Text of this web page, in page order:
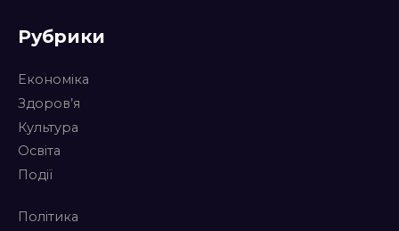
Рубрики
Економіка
Здоров’я
Культура
Освіта
Події
Політика